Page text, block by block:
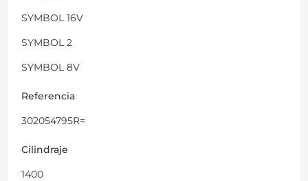
SYMBOL 16V
SYMBOL 2
SYMBOL 8V
Referencia
302054795R=
Cilindraje
1400